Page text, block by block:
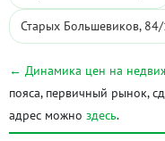
Старых Большевиков,
← Динамика цен на
пояса, первичный рынок,
адрес можно здесь.